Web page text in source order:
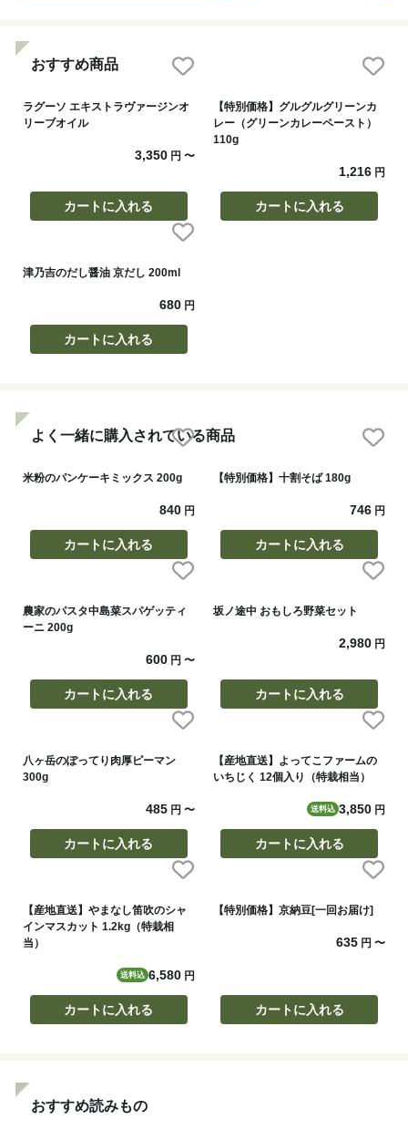
おすすめ商品
ラグーソ エキストラヴァージンオ
リーブオイル
3,350円 〜
カートに入れる
【特別価格】グルグルグリーンカ
レー（グリーンカレーペースト）
110g
1,216 円
カートに入れる
津乃吉のだし醤油 京だし 200ml
680円
カートに入れる
よく一緒に購入されている商品
米粉のパンケーキミックス 200g
840円
カートに入れる
【特別価格】十割そば 180g
746 円
カートに入れる
農家のパスタ中島菜スパゲッティ
ーニ 200g
600円 〜
カートに入れる
坂ノ途中 おもしろ野菜セット
2,980 円
カートに入れる
八ヶ岳のぽってり肉厚ピーマン
300g
485円 〜
カートに入れる
【産地直送】よってこファームの
いちじく 12個入り（特栽相当）
送料込 3,850 円
カートに入れる
【産地直送】やまなし笛吹のシャ
インマスカット 1.2kg（特栽相
当）
送料込 6,580円
カートに入れる
【特別価格】京納豆[一回お届け]
635 円〜
カートに入れる
おすすめ読みもの